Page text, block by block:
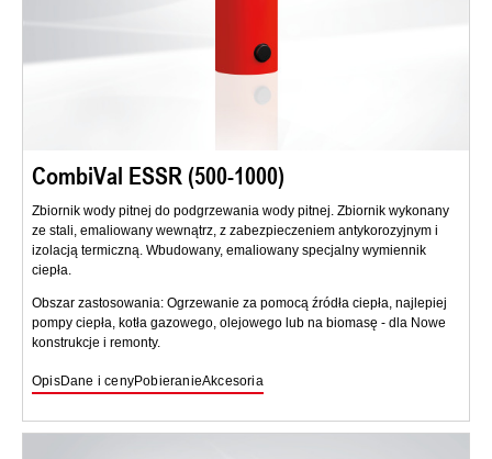
CombiVal ESSR (500-1000)
Zbiornik wody pitnej do podgrzewania wody pitnej. Zbiornik wykonany
ze stali, emaliowany wewnątrz, z zabezpieczeniem antykorozyjnym i
izolacją termiczną. Wbudowany, emaliowany specjalny wymiennik
ciepła.
Obszar zastosowania: Ogrzewanie za pomocą źródła ciepła, najlepiej
pompy ciepła, kotła gazowego, olejowego lub na biomasę - dla Nowe
konstrukcje i remonty.
OpisDane i cenyPobieranieAkcesoria